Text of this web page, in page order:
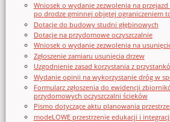
Wniosek o wydanie zezwolenia na
po drodze gminnej objętej ograniczeniem
Dotacje do budowy studni głębinowych
Dotacje na przydomowe oczyszczalnie
Wniosek o wydanie zezwolenia na
Zgłoszenie zamiaru usunięcia drzew
Uzgodnienie zasad korzystania z
Wydanie opinii na wykorzystanie dróg w
Formularz zgłoszenia do ewidencji
przydomowych oczyszczalni ścieków
Pismo dotyczące aktu planowania
modeLOWE przestrzenie edukacji i